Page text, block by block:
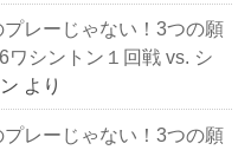
プレーじゃない！3つの願
ワシントン１回戦 vs. シ
より
プレーじゃない！3つの願